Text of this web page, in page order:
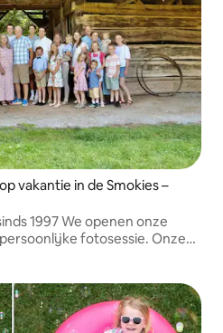
vakantie in de Smokies –
openen onze
fotosessie. Onze